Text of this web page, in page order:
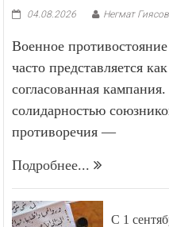
04.08.2026 Негмат Гиясов
Военное
часто представляется
согласованная
солидарностью
противоречия —
Подробнее...
С 1